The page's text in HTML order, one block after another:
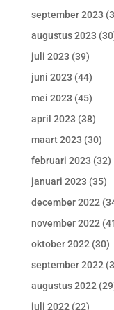
september 2023
augustus 2023
juli 2023 (39)
juni 2023 (44)
mei 2023 (45)
april 2023 (38)
maart 2023 (30)
februari 2023 (32)
januari 2023 (35)
december 2022
november 2022
oktober 2022(30)
september 2022
augustus 2022
juli 2022(22)